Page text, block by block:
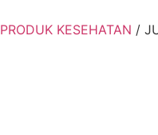
PRODUK KESEHATAN /